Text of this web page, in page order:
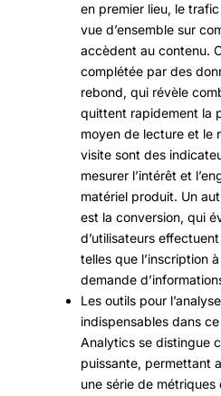
en premier lieu, le
vue d’ensemble sur
accèdent au contenu.
complétée par des
rebond, qui révèle
quittent rapidement la
moyen de lecture et le
visite sont des
mesurer l’intérêt et
matériel produit. Un
est la conversion, qui
d’utilisateurs
telles que l’inscription
demande
Les outils pour
indispensables dans
Analytics se distingue
puissante, permettant
une série de